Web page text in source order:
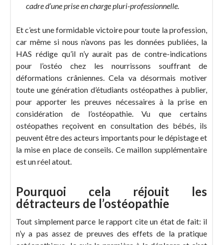
cadre d’une prise en charge pluri-professionnelle.
Et c’est une formidable victoire pour toute la profession,
car même si nous n’avons pas les données publiées, la
HAS rédige qu’il n’y aurait pas de contre-indications
pour l’ostéo chez les nourrissons souffrant de
déformations crâniennes. Cela va désormais motiver
toute une génération d’étudiants ostéopathes à publier,
pour apporter les preuves nécessaires à la prise en
considération de l’ostéopathie. Vu que certains
ostéopathes reçoivent en consultation des bébés, ils
peuvent être des acteurs importants pour le dépistage et
la mise en place de conseils. Ce maillon supplémentaire
est un réel atout.
Pourquoi cela réjouit les
détracteurs de l’ostéopathie
Tout simplement parce le rapport cite un état de fait: il
n’y a pas assez de preuves des effets de la pratique